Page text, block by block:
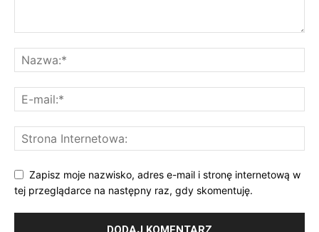
Zapisz moje nazwisko, adres e-mail i stronę internetową w
tej przeglądarce na następny raz, gdy skomentuję.